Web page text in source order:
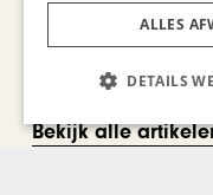
Bekijk alle
ALLES
DETAILS